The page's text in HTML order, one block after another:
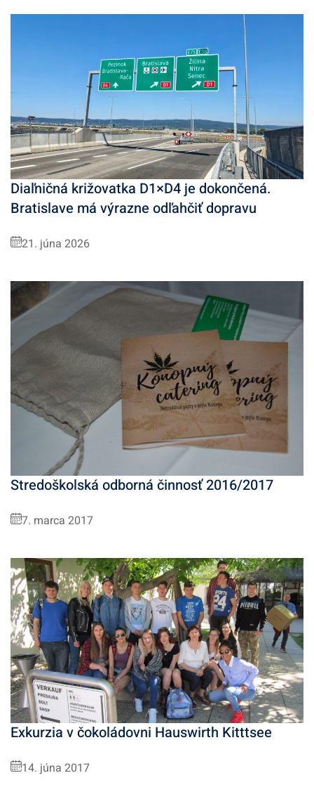
Diaľničná križovatka D1×D4 je dokončená.
Bratislave má výrazne odľahčiť dopravu
21. júna 2026
Stredoškolská odborná činnosť 2016/2017
7. marca 2017
Exkurzia v čokoládovni Hauswirth Kitttsee
14. júna 2017